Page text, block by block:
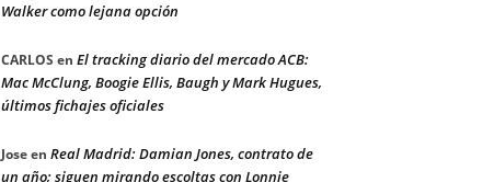
Walker como lejana opción
CARLOS en El tracking diario del mercado ACB:
Mac McClung, Boogie Ellis, Baugh y Mark Hugues,
últimos fichajes oficiales
Joseen Real Madrid: Damian Jones, contrato de
un año; siguen mirando escoltas con Lonnie